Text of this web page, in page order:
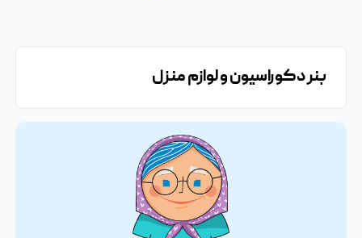
بنر دکوراسیون و لوازم منزل